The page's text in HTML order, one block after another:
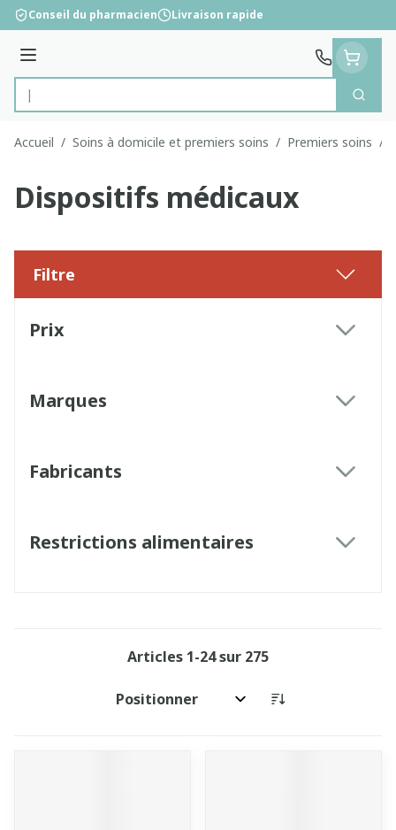
Aller au contenu
Conseil du pharmacien Livraison rapide
Menu
Rechercher
Accueil / Soins à domicile et premiers soins / Premiers soins /
Dispositifs médicaux
Filtre
Prix
Marques
Fabricants
Restrictions alimentaires
Articles 1-24sur 275
Trier par: